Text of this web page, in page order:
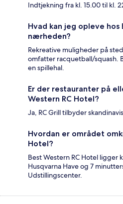
Indtjekning fra kl. 15.00 til kl.
Hvad kan jeg opleve hos
nærheden?
Rekreative muligheder på
omfatter racquetball/squash.
en spillehal.
Er der restauranter på
Western RC Hotel?
Ja, RC Grill tilbyder
Hvordan er området
Hotel?
Best Western RC Hotel ligger
Husqvarna Have og 7
Udstillingscenter.